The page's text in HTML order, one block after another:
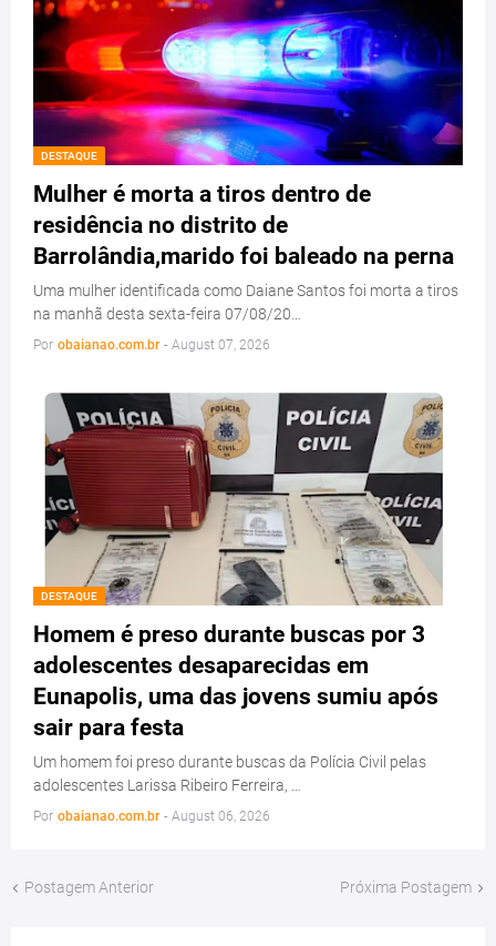
DESTAQUE
Mulher é morta a tiros dentro de
residência no distrito de
Barrolândia,marido foi baleado na perna
Uma mulher identificada como Daiane Santos foi morta a tiros
na manhã desta sexta-feira 07/08/20…
Por obaianao.com.br - August 07, 2026
DESTAQUE
Homem é preso durante buscas por 3
adolescentes desaparecidas em
Eunapolis, uma das jovens sumiu após
sair para festa
Um homem foi preso durante buscas da Polícia Civil pelas
adolescentes Larissa Ribeiro Ferreira, …
Por obaianao.com.br - August 06, 2026
Postagem Anterior Próxima Postagem